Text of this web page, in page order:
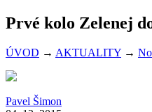
Prvé kolo Zelenej
ÚVOD → AKTUALITY →
Pavel Šimon